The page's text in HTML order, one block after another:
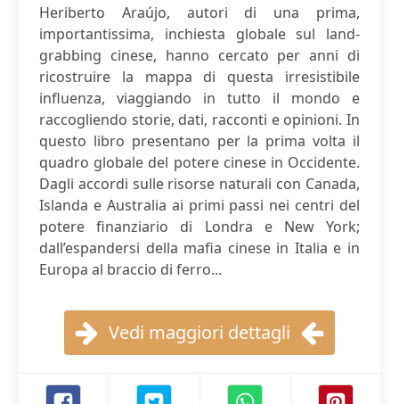
Heriberto Araújo, autori di una prima,
importantissima, inchiesta globale sul land-
grabbing cinese, hanno cercato per anni di
ricostruire la mappa di questa irresistibile
influenza, viaggiando in tutto il mondo e
raccogliendo storie, dati, racconti e opinioni. In
questo libro presentano per la prima volta il
quadro globale del potere cinese in Occidente.
Dagli accordi sulle risorse naturali con Canada,
Islanda e Australia ai primi passi nei centri del
potere finanziario di Londra e New York;
dall’espandersi della mafia cinese in Italia e in
Europa al braccio di ferro...
Vedi maggiori dettagli